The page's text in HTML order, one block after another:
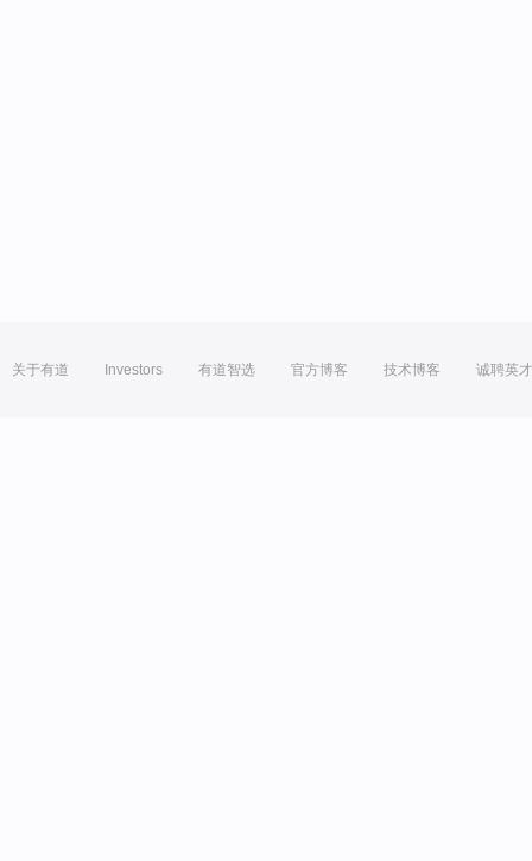
关于有道 Investors 有道智选 官方博客 技术博客 诚聘英才